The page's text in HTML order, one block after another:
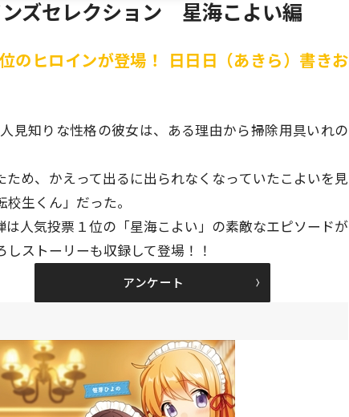
ズセレクション 星海こよい編
のヒロインが登場！ 日日日（あきら）書きお
知りな性格の彼女は、ある理由から掃除用具いれの
め、かえって出るに出られなくなっていたこよいを見
生くん」だった。
人気投票１位の「星海こよい」の素敵なエピソードが
ストーリーも収録して登場！！
アンケート